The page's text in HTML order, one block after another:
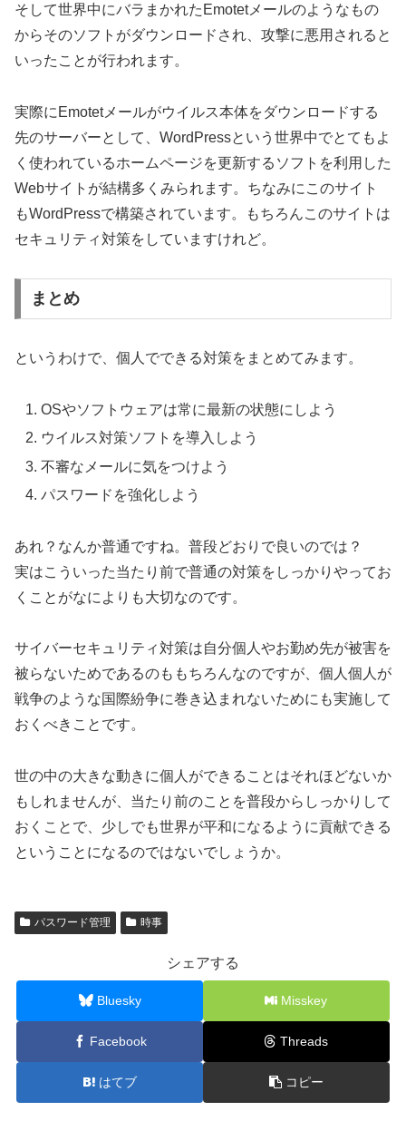
そして世界中にバラまかれたEmotetメールのようなもの
からそのソフトがダウンロードされ、攻撃に悪用されると
いったことが行われます。
実際にEmotetメールがウイルス本体をダウンロードする
先のサーバーとして、WordPressという世界中でとてもよ
く使われているホームページを更新するソフトを利用した
Webサイトが結構多くみられます。ちなみにこのサイト
もWordPressで構築されています。もちろんこのサイトは
セキュリティ対策をしていますけれど。
まとめ
というわけで、個人でできる対策をまとめてみます。
OSやソフトウェアは常に最新の状態にしよう
ウイルス対策ソフトを導入しよう
不審なメールに気をつけよう
パスワードを強化しよう
あれ？なんか普通ですね。普段どおりで良いのでは？
実はこういった当たり前で普通の対策をしっかりやってお
くことがなによりも大切なのです。
サイバーセキュリティ対策は自分個人やお勤め先が被害を
被らないためであるのももちろんなのですが、個人個人が
戦争のような国際紛争に巻き込まれないためにも実施して
おくべきことです。
世の中の大きな動きに個人ができることはそれほどないか
もしれませんが、当たり前のことを普段からしっかりして
おくことで、少しでも世界が平和になるように貢献できる
ということになるのではないでしょうか。
パスワード管理 時事
シェアする
Bluesky Misskey
Facebook Threads
はてブ コピー